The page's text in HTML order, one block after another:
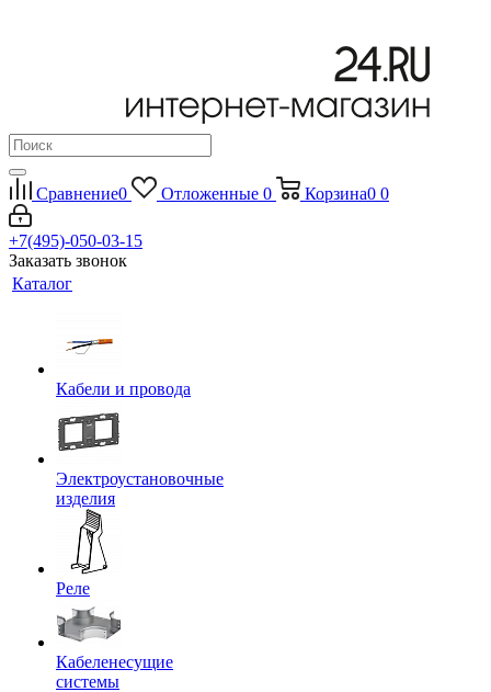
Сравнение0 Отложенные 0 Корзина0 0
+7(495)-050-03-15
Заказать звонок
Каталог
Кабели и провода
Электроустановочные
изделия
Реле
Кабеленесущие
системы